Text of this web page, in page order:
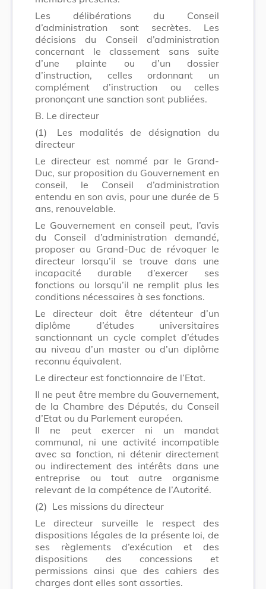
Les délibérations du Conseil
d’administration sont secrètes. Les
décisions du Conseil d’administration
concernant le classement sans suite
d’une plainte ou d’un dossier
d’instruction, celles ordonnant un
complément d’instruction ou celles
prononçant une sanction sont publiées.
B. Le directeur
(1)
Les modalités de désignation du
directeur
Le directeur est nommé par le Grand-
Duc, sur proposition du Gouvernement en
conseil, le Conseil d’administration
entendu en son avis, pour une durée de 5
ans, renouvelable.
Le Gouvernement en conseil peut, l’avis
du Conseil d’administration demandé,
proposer au Grand-Duc de révoquer le
directeur lorsqu’il se trouve dans une
incapacité durable d’exercer ses
fonctions ou lorsqu’il ne remplit plus les
conditions nécessaires à ses fonctions.
Le directeur doit être détenteur d’un
diplôme d’études universitaires
sanctionnant un cycle complet d’études
au niveau d’un master ou d’un diplôme
reconnu équivalent.
Le directeur est fonctionnaire de l’Etat.
Il ne peut être membre du Gouvernement,
de la Chambre des Députés, du Conseil
d’Etat ou du Parlement européen.
Il ne peut exercer ni un mandat
communal, ni une activité incompatible
avec sa fonction, ni détenir directement
ou indirectement des intérêts dans une
entreprise ou tout autre organisme
relevant de la compétence de l’Autorité.
(2) Les missions du directeur
Le directeur surveille le respect des
dispositions légales de la présente loi, de
ses règlements d’exécution et des
dispositions des concessions et
permissions ainsi que des cahiers des
charges dont elles sont assorties.